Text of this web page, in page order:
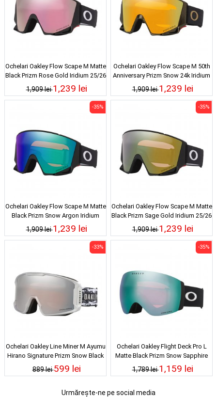
Ochelari Oakley Flow Scape M Matte
Black Prizm Rose Gold Iridium 25/26
1,909 lei1,239 lei
Ochelari Oakley Flow Scape M 50th
Anniversary Prizm Snow 24k Iridium
25/26
1,909 lei1,239 lei
Ochelari Oakley Flow Scape M Matte
Black Prizm Snow Argon Iridium
25/26
1,909 lei
-35%
1,239 lei
Ochelari Oakley Flow Scape M Matte
Black Prizm Sage Gold Iridium 25/26
1,909 lei
-35%
1,239 lei
Ochelari Oakley Line Miner M Ayumu
Hirano Signature Prizm Snow Black
Iridium 25/26
889 lei
-33%
599 lei
Ochelari Oakley Flight Deck Pro L
Matte Black Prizm Snow Sapphire
Iridium 25/26
1,789 lei
-35%
1,159 lei
Urmărește-ne pe social media